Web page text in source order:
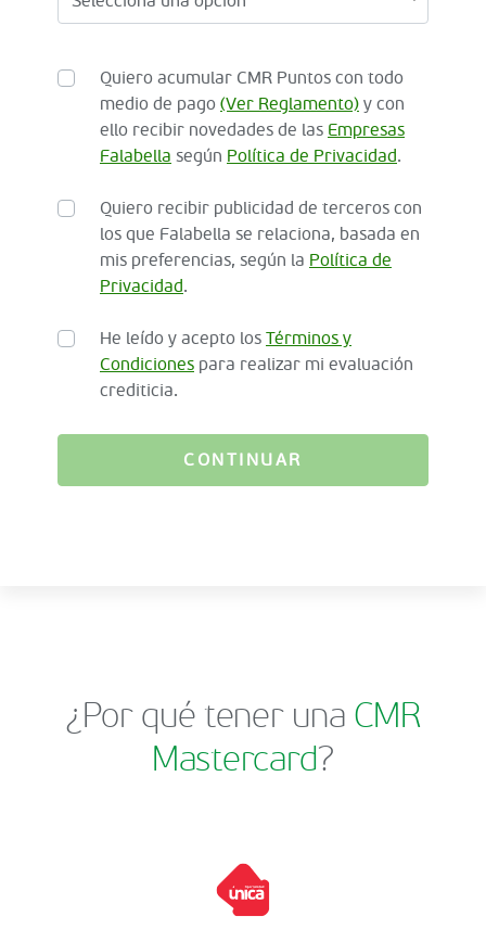
Quiero acumular CMR Puntos con todo
medio de pago (Ver Reglamento) y con
ello recibir novedades de las Empresas
Falabella según Política de Privacidad.
Quiero recibir publicidad de terceros con
los que Falabella se relaciona, basada en
mis preferencias, según la Política de
Privacidad.
He leído y acepto los Términos y
Condiciones para realizar mi evaluación
crediticia.
CONTINUAR
¿Por qué tener una CMR
Mastercard?